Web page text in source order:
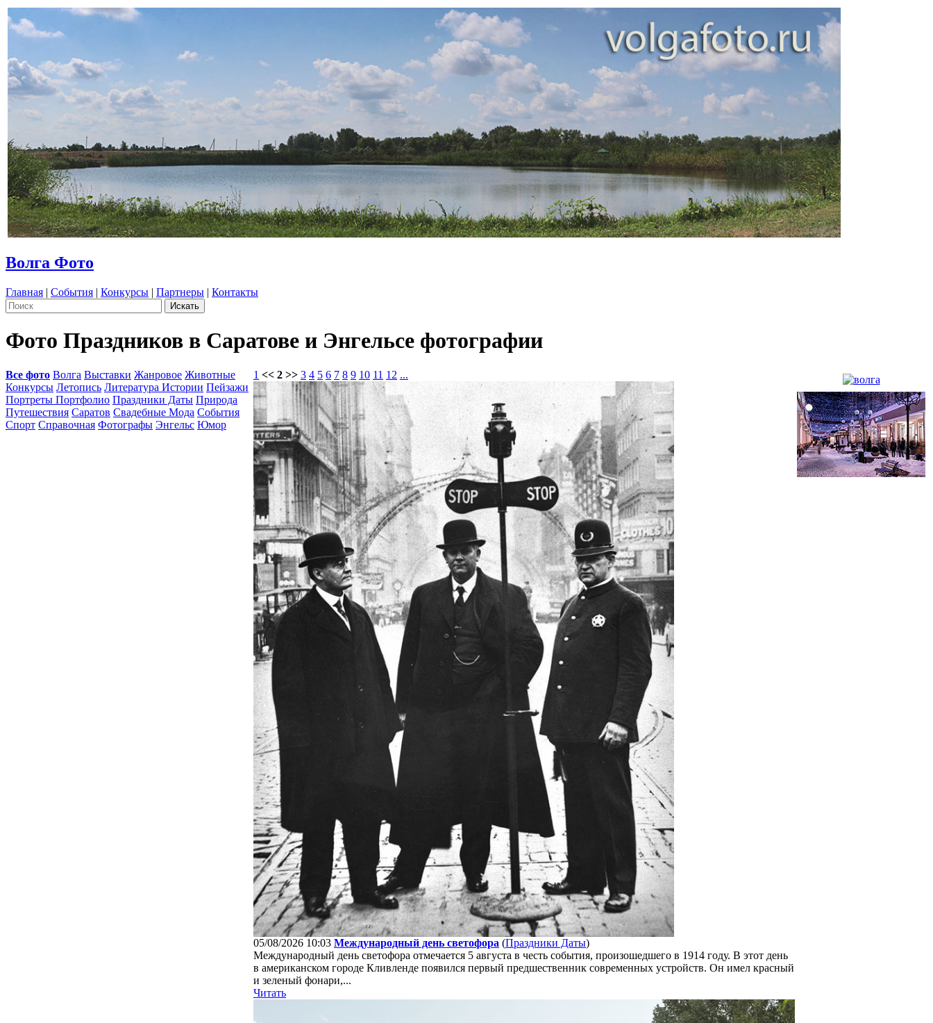
Волга Фото
Главная | События | Конкурсы | Партнеры | Контакты
Фото Праздников в Саратове и Энгельсе фотографии
Все фото Волга Выставки Жанровое Животные
Конкурсы Летопись Литература Истории Пейзажи
Портреты Портфолио Праздники Даты Природа
Путешествия Саратов Свадебные Мода События
Спорт Справочная Фотографы Энгельс Юмор
1 << 2 >> 3 4 5 6 7 8 9 10 11 12 ...
05/08/2026 10:03 Международный день светофора (Праздники Даты)
Международный день светофора отмечается 5 августа в честь события, произошедшего в 1914 году. В этот день
в американском городе Кливленде появился первый предшественник современных устройств. Он имел красный
и зеленый фонари,...
Читать